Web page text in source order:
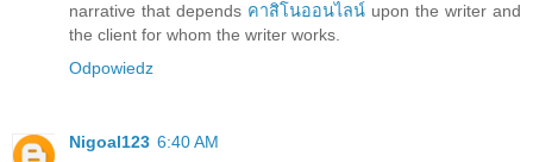
narrative that depends คาสิโนออนไลน์ upon the writer and
the client for whom the writer works.
Odpowiedz
Nigoal123 6:40 AM